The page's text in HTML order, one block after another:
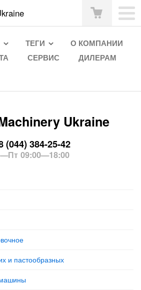
ТЕГИ
О КОМПАНИИ
СЕРВИС
ДИЛЕРАМ
Ukraine
(044) 384-25-42
09:00—18:00
и пастообразных